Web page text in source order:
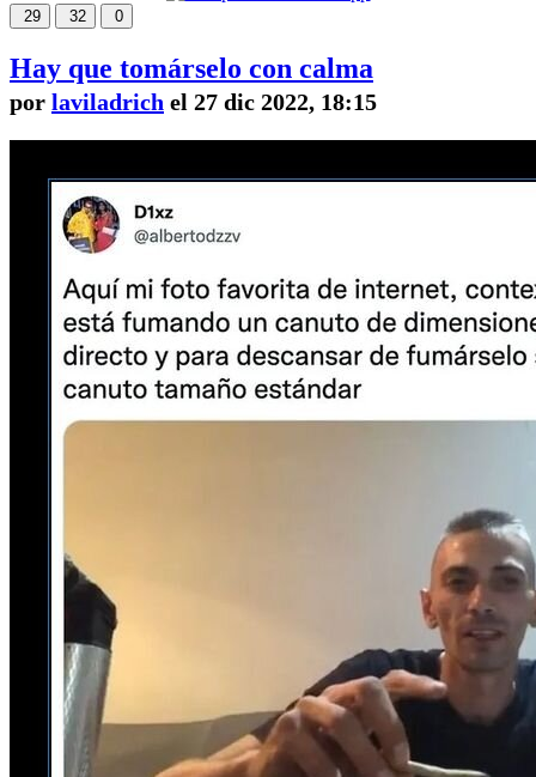
29 32 0
Hay que tomárselo con calma
por laviladrich el 27 dic 2022, 18:15